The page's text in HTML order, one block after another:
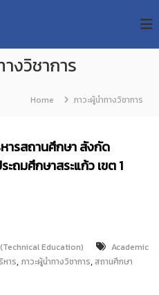
งวิชาการ
Home ภาวะผู้นำทางวิชาการ
ารสถานศึกษา สังกัด
ถมศึกษาสระแก้ว เขต 1
Education)
Academic
าร, ภาวะผู้นำทางวิชาการ, สถานศึกษา